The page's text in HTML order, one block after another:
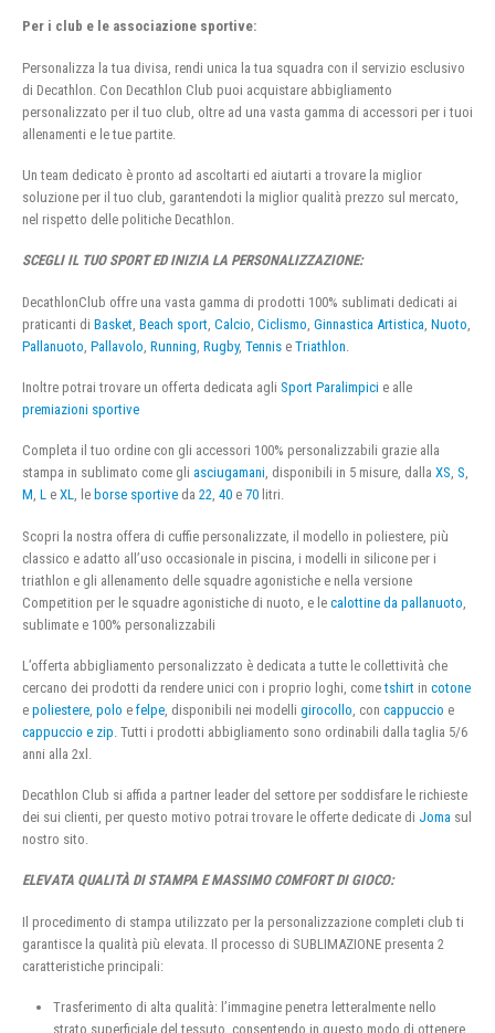
Per i club e le associazione sportive:
Personalizza la tua divisa, rendi unica la tua squadra con il servizio esclusivo
di Decathlon. Con Decathlon Club puoi acquistare abbigliamento
personalizzato per il tuo club, oltre ad una vasta gamma di accessori per i tuoi
allenamenti e le tue partite.
Un team dedicato è pronto ad ascoltarti ed aiutarti a trovare la miglior
soluzione per il tuo club, garantendoti la miglior qualità prezzo sul mercato,
nel rispetto delle politiche Decathlon.
SCEGLI IL TUO SPORT ED INIZIA LA PERSONALIZZAZIONE:
DecathlonClub offre una vasta gamma di prodotti 100% sublimati dedicati ai
praticanti di Basket Beach sport Calcio Ciclismo Ginnastica Artistica Nuoto
Pallanuoto Pallavolo Running Rugby, Tennis e Triathlon
Inoltre potrai trovare un offerta dedicata agli Sport Paralimpici e alle
premiazioni sportive
Completa il tuo ordine con gli accessori 100% personalizzabili grazie alla
stampa in sublimato come gli asciugamani, disponibili in 5 misure, dalla XS, S,
M, L e XL, le borse sportive da 22, 40 e 70 litri.
Scopri la nostra offera di cuffie personalizzate, il modello in poliestere, più
classico e adatto all’uso occasionale in piscina, i modelli in silicone per i
triathlon e gli allenamento delle squadre agonistiche e nella versione
Competition per le squadre agonistiche di nuoto, e le calottine da pallanuoto
sublimate e 100% personalizzabili
L’offerta abbigliamento personalizzato è dedicata a tutte le collettività che
cercano dei prodotti da rendere unici con i proprio loghi, cometshirt in cotone
e poliestere polo e felpe , disponibili nei modelli girocollo , con cappuccio e
cappuccio e zip . Tutti i prodotti abbigliamento sono ordinabili dalla taglia 5/6
anni alla 2xl.
Decathlon Club si affida a partner leader del settore per soddisfare le richieste
dei sui clienti, per questo motivo potrai trovare le offerte dedicate di Joma sul
nostro sito.
ELEVATA QUALITÀ DI STAMPA E MASSIMO COMFORT DI GIOCO:
Il procedimento di stampa utilizzato per la personalizzazione completi club ti
garantisce la qualità più elevata. Il processo di SUBLIMAZIONE presenta 2
caratteristiche principali:
Trasferimento di alta qualità: l’immagine penetra letteralmente nello
strato superficiale del tessuto, consentendo in questo modo di ottenere